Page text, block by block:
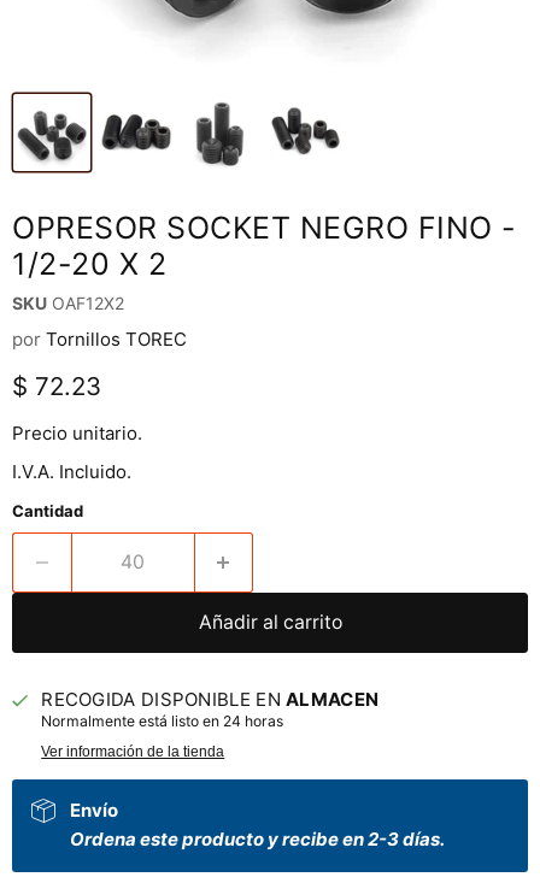
OPRESOR SOCKET NEGRO FINO -
1/2-20 X 2
SKU OAF12X2
por Tornillos TOREC
Precio actual
$ 72.23
Precio unitario.
I.V.A. Incluido.
Cantidad
Añadir al carrito
RECOGIDA DISPONIBLE ENALMACEN
Normalmente está listo en 24 horas
Ver información de la tienda
Envío
Ordena este producto y recibe en 2-3 días.